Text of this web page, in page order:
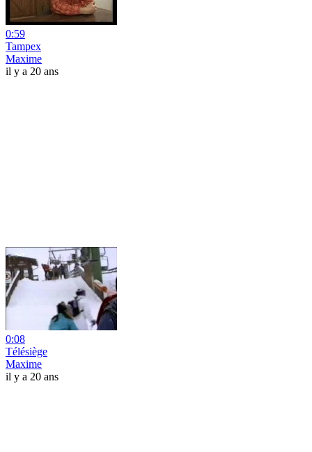
0:59
Tampex
Maxime
il y a 20 ans
0:08
Télésiège
Maxime
il y a 20 ans